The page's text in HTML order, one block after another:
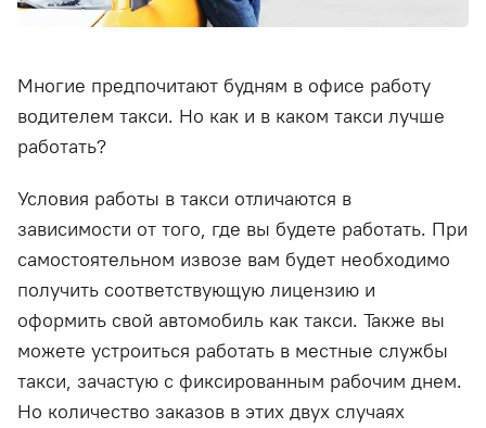
Многие предпочитают будням в офисе работу
водителем такси. Но как и в каком такси лучше
работать?
Условия работы в такси отличаются в
зависимости от того, где вы будете работать. При
самостоятельном извозе вам будет необходимо
получить соответствующую лицензию и
оформить свой автомобиль как такси. Также вы
можете устроиться работать в местные службы
такси, зачастую с фиксированным рабочим днем.
Но количество заказов в этих двух случаях